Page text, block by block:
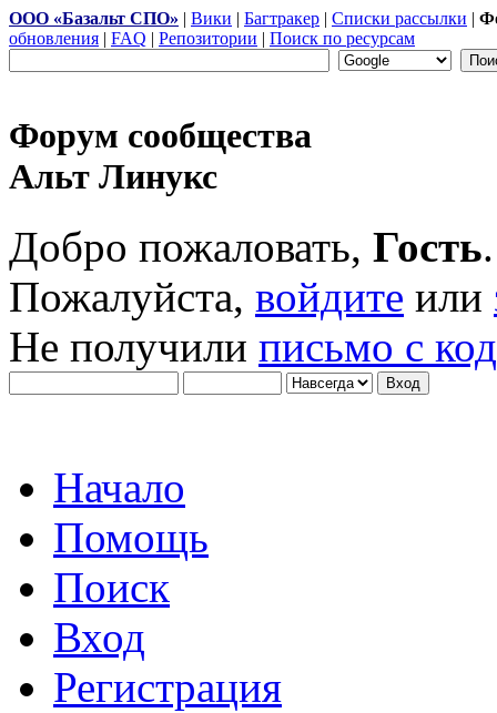
ООО «Базальт СПО» | Вики | Багтракер | Списки рассылки |
обновления | FAQ | Репозитории | Поиск по ресурсам
Форум сообщества
Альт Линукс
Добро пожаловать, Гость.
Пожалуйста, войдите или
Не получили письмо с
Начало
Помощь
Поиск
Вход
Регистрация